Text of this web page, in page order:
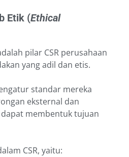
Etik (Ethical
pilar CSR perusahaan
yang adil dan etis.
standar mereka
eksternal dan
membentuk tujuan
CSR, yaitu: